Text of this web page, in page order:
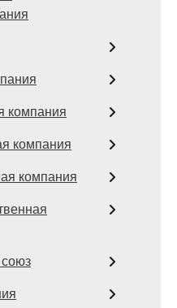
компания
компания
компания